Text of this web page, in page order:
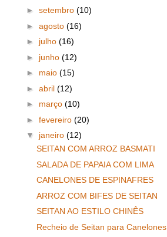
► setembro (10)
► agosto (16)
► julho (16)
► junho (12)
► maio (15)
► abril (12)
► março (10)
► fevereiro (20)
▼ janeiro (12)
SEITAN COM ARROZ BASMATI
SALADA DE PAPAIA COM LIMA
CANELONES DE ESPINAFRES
ARROZ COM BIFES DE SEITAN
SEITAN AO ESTILO CHINÊS
Recheio de Seitan para Canelones